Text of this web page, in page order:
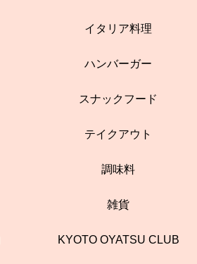
イタリア料理
ハンバーガー
スナックフード
テイクアウト
調味料
雑貨
KYOTO OYATSU CLUB